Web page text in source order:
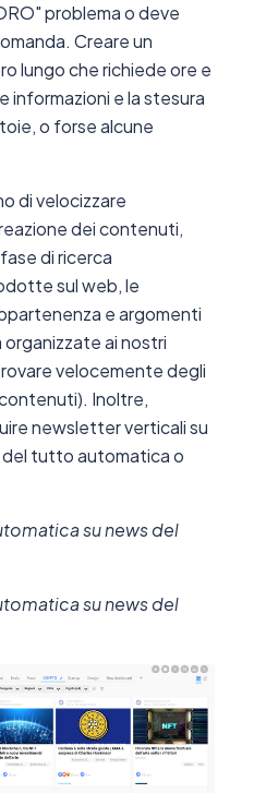
problema o deve
Creare un
lungo che richiede ore e
informazioni e la stesura
o forse alcune
di velocizzare
dei contenuti,
di ricerca
sul web, le
e argomenti
ai nostri
velocemente degli
Inoltre,
newsletter verticali su
del tutto automatica o
su news del
su news del